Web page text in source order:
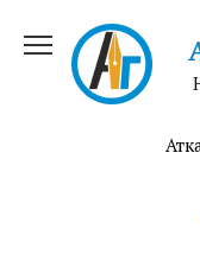
содержанию